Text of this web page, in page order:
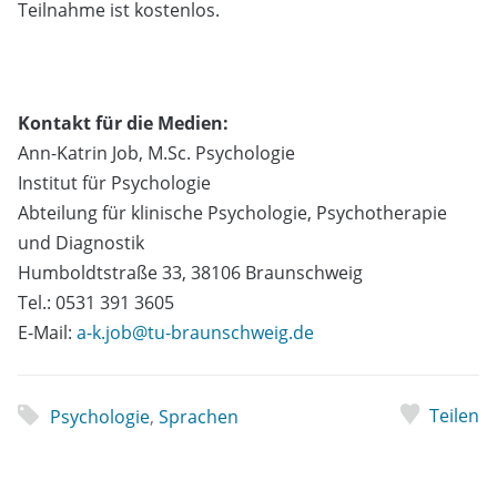
Teilnahme ist kostenlos.
Kontakt für die Medien:
Ann-Katrin Job, M.Sc. Psychologie
Institut für Psychologie
Abteilung für klinische Psychologie, Psychotherapie
und Diagnostik
Humboldtstraße 33, 38106 Braunschweig
Tel.: 0531 391 3605
E-Mail: a-k.job@tu-braunschweig.de
Psychologie, Sprachen Teilen